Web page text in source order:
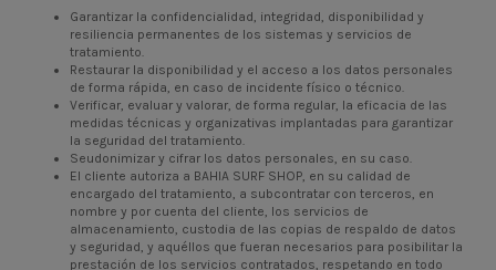
Garantizar la confidencialidad, integridad, disponibilidad y
resiliencia permanentes de los sistemas y servicios de
tratamiento.
Restaurar la disponibilidad y el acceso a los datos personales
de forma rápida, en caso de incidente físico o técnico.
Verificar, evaluar y valorar, de forma regular, la eficacia de las
medidas técnicas y organizativas implantadas para garantizar
la seguridad del tratamiento.
Seudonimizar y cifrar los datos personales, en su caso.
El cliente autoriza a BAHIA SURF SHOP, en su calidad de
encargado del tratamiento, a subcontratar con terceros, en
nombre y por cuenta del cliente, los servicios de
almacenamiento, custodia de las copias de respaldo de datos
y seguridad, y aquéllos que fueran necesarios para posibilitar la
prestación de los servicios contratados, respetando en todo